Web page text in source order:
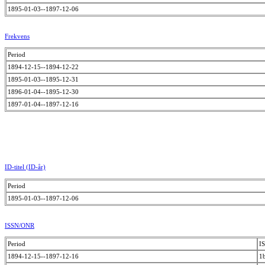
1895-01-03--1897-12-06
Frekvens
Period
1894-12-15--1894-12-22
1895-01-03--1895-12-31
1896-01-04--1895-12-30
1897-01-04--1897-12-16
ID-titel (ID-år)
Period
1895-01-03--1897-12-06
ISSN/ONR
Period
1894-12-15--1897-12-16